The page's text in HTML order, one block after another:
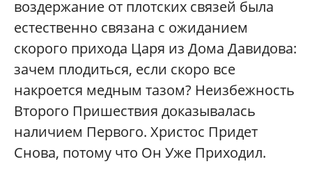
воздержание от плотских связей была
естественно связана с ожиданием
скорого прихода Царя из Дома Давидова:
зачем плодиться, если скоро все
накроется медным тазом? Неизбежность
Второго Пришествия доказывалась
наличием Первого. Христос Придет
Снова, потому что Он Уже Приходил.